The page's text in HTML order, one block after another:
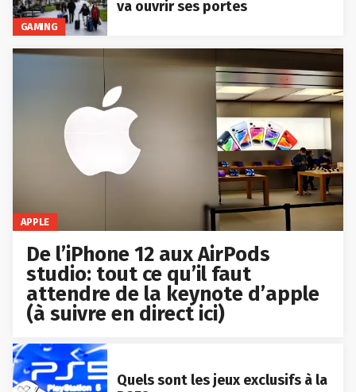
GAMING
va ouvrir ses portes
APPLE
De l’iPhone 12 aux AirPods
studio: tout ce qu’il faut
attendre de la keynote d’apple
(à suivre en direct ici)
Quels sont les jeux exclusifs à la